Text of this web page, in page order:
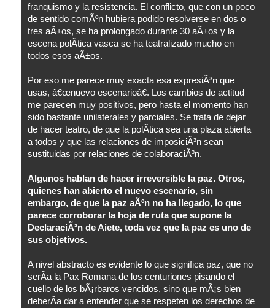
franquismo y la resistencia. El conflicto, que con un poco
de sentido comÃºn hubiera podido resolverse en dos o
tres aÃ±os, se ha prolongado durante 30 aÃ±os y la
escena polÃ­tica vasca se ha teatralizado mucho en
todos esos aÃ±os.
Por eso me parece muy exacta esa expresiÃ³n que
usas, â€œnuevo escenarioâ€. Los cambios de actitud
me parecen muy positivos, pero hasta el momento han
sido bastante unilaterales y parciales. Se trata de dejar
de hacer teatro, de que la polÃ­tica sea una plaza abierta
a todos y que las relaciones de imposiciÃ³n sean
sustituidas por relaciones de colaboraciÃ³n.
Algunos hablan de hacer irreversible la paz. Otros,
quienes han abierto el nuevo escenario, sin
embargo, de que la paz aÃºn no ha llegado, lo que
parece corroborar la hoja de ruta que supone la
DeclaraciÃ³n de Aiete, toda vez que la paz es uno de
sus objetivos.
A nivel abstracto es evidente lo que significa paz, que no
serÃ­a la Pax Romana de los centuriones pisando el
cuello de los bÃ¡rbaros vencidos, sino que mÃ¡s bien
deberÃ­a dar a entender que se respeten los derechos de